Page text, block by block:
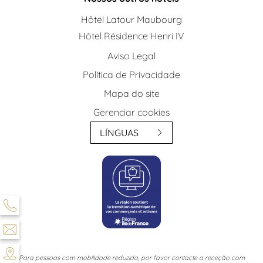
Hôtel Latour Maubourg
Hôtel Résidence Henri IV
Aviso Legal
Política de Privacidade
Mapa do site
Gerenciar cookies
LÍNGUAS
Para pessoas com mobilidade reduzida, por favor contacte a receção com